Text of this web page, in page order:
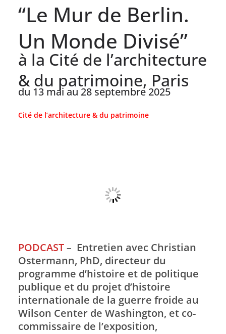
“Le Mur de Berlin.
Un Monde Divisé”
à la Cité de l’architecture
& du patrimoine, Paris
du 13 mai au 28 septembre 2025
Cité de l’architecture & du patrimoine
PODCAST– Entretien avec Christian
Ostermann, PhD, directeur du
programme d’histoire et de politique
publique et du projet d’histoire
internationale de la guerre froide au
Wilson Center de Washington, et co-
commissaire de l’exposition,